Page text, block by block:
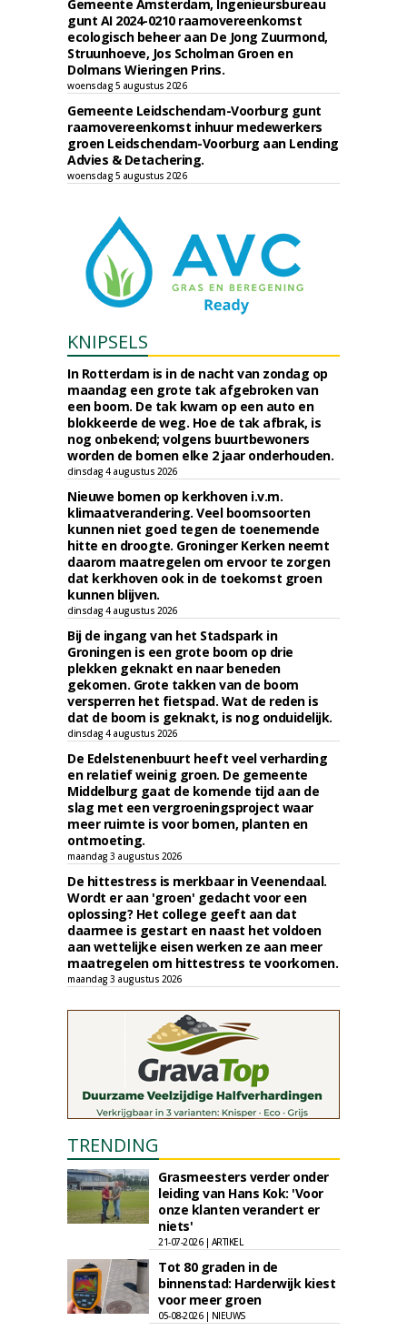
Gemeente Amsterdam, Ingenieursbureau
gunt AI 2024-0210 raamovereenkomst
ecologisch beheer aan De Jong Zuurmond,
Struunhoeve, Jos Scholman Groen en
Dolmans Wieringen Prins.
woensdag 5 augustus 2026
Gemeente Leidschendam-Voorburg gunt
raamovereenkomst inhuur medewerkers
groen Leidschendam-Voorburg aan Lending
Advies & Detachering.
woensdag 5 augustus 2026
KNIPSELS
In Rotterdam is in de nacht van zondag op
maandag een grote tak afgebroken van
een boom. De tak kwam op een auto en
blokkeerde de weg. Hoe de tak afbrak, is
nog onbekend; volgens buurtbewoners
worden de bomen elke 2 jaar onderhouden.
dinsdag 4 augustus 2026
Nieuwe bomen op kerkhoven i.v.m.
klimaatverandering. Veel boomsoorten
kunnen niet goed tegen de toenemende
hitte en droogte. Groninger Kerken neemt
daarom maatregelen om ervoor te zorgen
dat kerkhoven ook in de toekomst groen
kunnen blijven.
dinsdag 4 augustus 2026
Bij de ingang van het Stadspark in
Groningen is een grote boom op drie
plekken geknakt en naar beneden
gekomen. Grote takken van de boom
versperren het fietspad. Wat de reden is
dat de boom is geknakt, is nog onduidelijk.
dinsdag 4 augustus 2026
De Edelstenenbuurt heeft veel verharding
en relatief weinig groen. De gemeente
Middelburg gaat de komende tijd aan de
slag met een vergroeningsproject waar
meer ruimte is voor bomen, planten en
ontmoeting.
maandag 3 augustus 2026
De hittestress is merkbaar in Veenendaal.
Wordt er aan 'groen' gedacht voor een
oplossing? Het college geeft aan dat
daarmee is gestart en naast het voldoen
aan wettelijke eisen werken ze aan meer
maatregelen om hittestress te voorkomen.
maandag 3 augustus 2026
TRENDING
Grasmeesters verder onder
leiding van Hans Kok: 'Voor
onze klanten verandert er
niets'
21-07-2026 | ARTIKEL
Tot 80 graden in de
binnenstad: Harderwijk kiest
voor meer groen
05-08-2026 | NIEUWS